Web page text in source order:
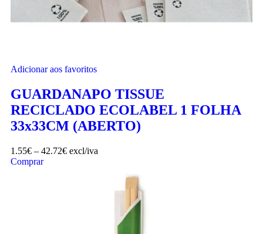
Adicionar aos favoritos
GUARDANAPO TISSUE
RECICLADO ECOLABEL 1 FOLHA
33x33CM (ABERTO)
1.55€ – 42.72€ excl/iva
Comprar